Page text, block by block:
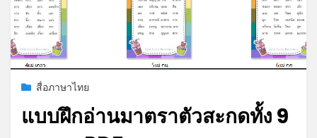
Postedสิงหาคม 3, 2023
สื่อภาษาไทย
แบบฝึกอ่านมาตราตัวสะกดทั้ง 9
*